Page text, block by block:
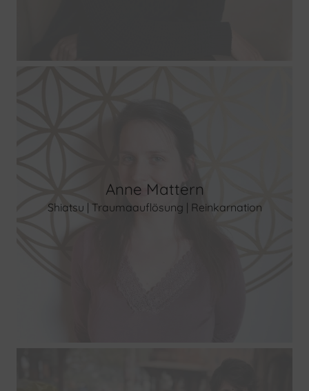
Anne Mattern
Shiatsu | Traumaauflösung | Reinkarnation